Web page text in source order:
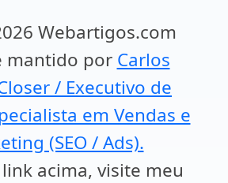
Webartigos.com
mantido por Carlos
/ Executivo de
em Vendas e
(SEO / Ads).
acima, visite meu